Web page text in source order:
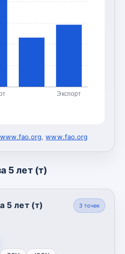
Экспорт
www.fao.org,www.fao.org
5 лет (т)
5 лет (т) 3точек